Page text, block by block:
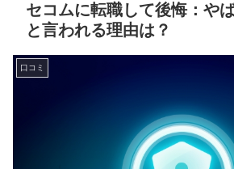
セコムに転職して後悔：や
と言われる理由は？
口コミ